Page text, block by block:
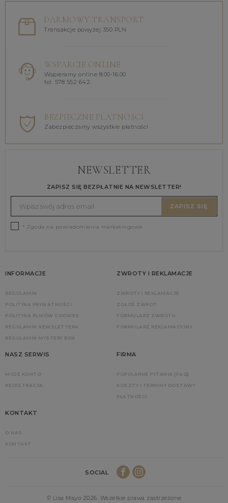
DARMOWY TRANSPORT
Transakcje powyżej 350 PLN
WSPARCIE ONLINE
Wspieramy online 8.00-16.00
tel. 578 552 642
BEZPIECZNE PŁATNOŚCI
Zabezpieczamy wszystkie płatności
NEWSLETTER
ZAPISZ SIĘ BEZPŁATNIE NA NEWSLETTER!
ZAPISZ SIĘ
* Zgoda na powiadomienia marketingowe
INFORMACJE
REGULAMIN
POLITYKA PRYWATNOŚCI
POLITYKA PLIKÓW COOKIES
REGULAMIN NEWSLETTERA
REGULAMIN MYSTERY BOX
ZWROTY I REKLAMACJE
ZWROTY I REKLAMACJE
ZGŁOŚ ZWROT
FORMULARZ ZWROTU
FORMULARZ REKLAMACYJNY
NASZ SERWIS
MOJE KONTO
REJESTRACJA
FIRMA
POPULARNE PYTANIA (FAQ)
KOSZTY I TERMINY DOSTAWY
PŁATNOŚCI
KONTAKT
O NAS
KONTAKT
SOCIAL
© Lisa Mayo 2026. Wszelkie prawa zastrzeżone